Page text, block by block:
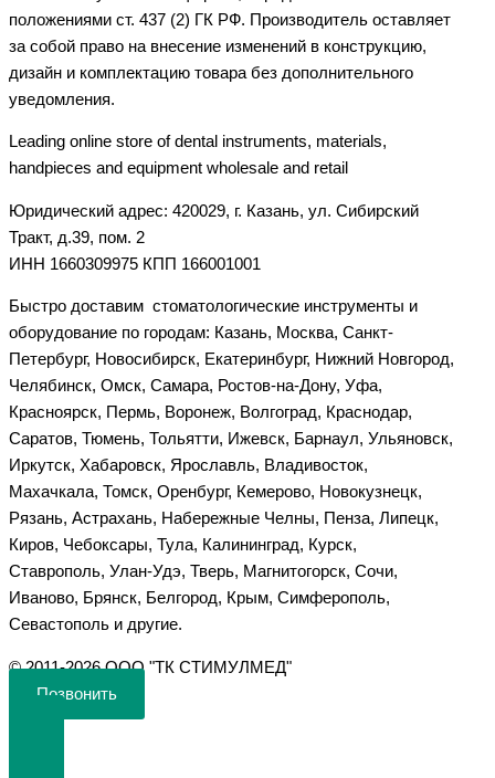
положениями ст. 437 (2) ГК РФ. Производитель оставляет
за собой право на внесение изменений в конструкцию,
дизайн и комплектацию товара без дополнительного
уведомления.
Leading online store of dental instruments, materials,
handpieces and equipment wholesale and retail
Юридический адрес: 420029, г. Казань, ул. Сибирский
Тракт, д.39, пом. 2
ИНН 1660309975 КПП 166001001
Быстро доставим стоматологические инструменты и
оборудование по городам: Казань, Москва, Санкт-
Петербург, Новосибирск, Екатеринбург, Нижний Новгород,
Челябинск, Омск, Самара, Ростов-на-Дону, Уфа,
Красноярск, Пермь, Воронеж, Волгоград, Краснодар,
Саратов, Тюмень, Тольятти, Ижевск, Барнаул, Ульяновск,
Иркутск, Хабаровск, Ярославль, Владивосток,
Махачкала, Томск, Оренбург, Кемерово, Новокузнецк,
Рязань, Астрахань, Набережные Челны, Пенза, Липецк,
Киров, Чебоксары, Тула, Калининград, Курск,
Ставрополь, Улан-Удэ, Тверь, Магнитогорск, Сочи,
Иваново, Брянск, Белгород, Крым, Симферополь,
Севастополь и другие.
©️ 2011-2026 ООО "ТК СТИМУЛМЕД"
Позвонить